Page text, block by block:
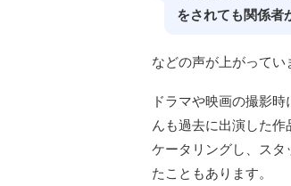
をされても関係者
などの声が上がってい
ドラマや映画の撮影
んも過去に出演した
ケータリングし、スタ
たこともあります。